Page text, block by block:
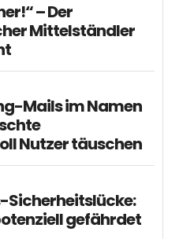
– Der
Mittelständler
Mails im Namen
Nutzer täuschen
Sicherheitslücke:
gefährdet